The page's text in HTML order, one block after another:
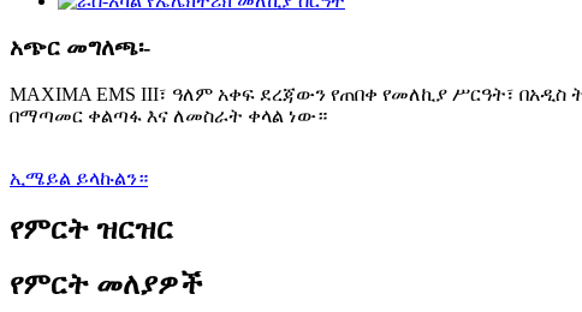
አጭር መግለጫ፡-
MAXIMA EMS III፣ ዓለም አቀፍ ደረጃውን የጠበቀ የመለኪያ ሥርዓት፣
በማጣመር ቀልጣፋ እና ለመስራት ቀላል ነው።
ኢሜይል ይላኩልን።
የምርት ዝርዝር
የምርት መለያዎች